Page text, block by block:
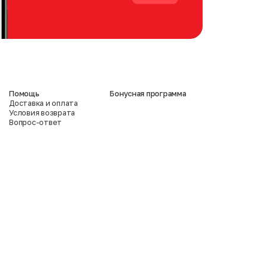
Помощь
Доставка и оплата
Условия возврата
Вопрос-ответ
Бонусная программа